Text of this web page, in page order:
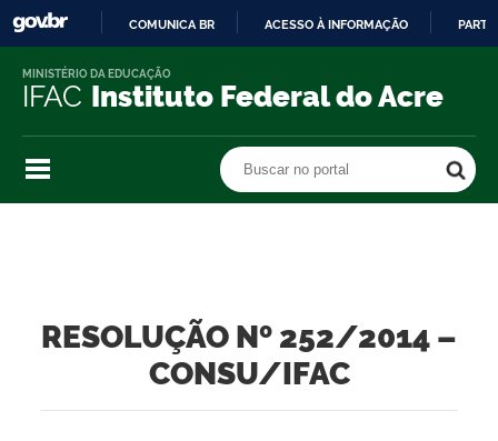
O
COMUNICA BR ACESSO À INFORMAÇÃO
IFAC Instituto Federal do Acre
MINISTÉRIO DA EDUCAÇÃO
Buscar no portal
RESOLUÇÃO Nº 252/2014 –
CONSU/IFAC